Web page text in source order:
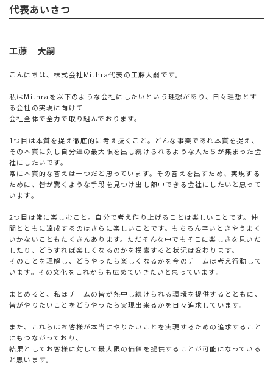
代表あいさつ
工藤 大嗣
こんにちは、株式会社Mithra代表の工藤大嗣です。
私はMithraを以下のような会社にしたいという理想があり、日々理想とす
る会社の実現に向けて
会社全体で全力で取り組んでおります。
1つ目は本質を捉え徹底的に考え抜くこと。どんな事業であれ本質を捉え、
その本質に対し自分達の最大限を出し続けられるような人たちが集まった会
社にしたいです。
常に本質的な答えは一つだと思っています。その答えを出すため、実現する
ために、皆が驚くような手段を見つけ出し熱中できる会社にしたいと思って
います。
2つ目は常に楽しむこと。自分で考え作り上げることは楽しいことです。仲
間とともに達成するのはさらに楽しいことです。もちろん辛いときやうまく
いかないこともたくさんあります。ただそんな中でもそこに楽しさを見いだ
したり、どうすれば楽しくなるのかを模索すると状況は変わります。
そのことを理解し、どうやったら楽しくなるかを今のチームは考え行動して
います。その文化をこれからも広めていきたいと思っています。
まとめると、私はチームの皆が熱中し続けられる環境を提供するとともに、
皆がやりたいことをどうやったら実現出来るかを日々追求しています。
また、これらはお客様が本当にやりたいことを実現するための追求すること
にもつながっており、
結果としてお客様に対して最大限の価値を提供することが可能になっている
と思います。